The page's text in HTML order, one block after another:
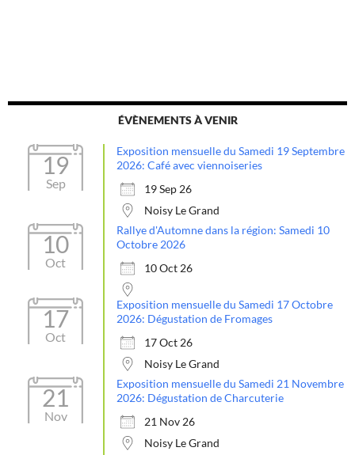
ÉVÈNEMENTS À VENIR
19
Sep
Exposition mensuelle du Samedi 19 Septembre
2026: Café avec viennoiseries
19 Sep 26
Noisy Le Grand
10
Oct
Rallye d'Automne dans la région: Samedi 10
Octobre 2026
10 Oct 26
17
Oct
Exposition mensuelle du Samedi 17 Octobre
2026: Dégustation de Fromages
17 Oct 26
Noisy Le Grand
21
Nov
Exposition mensuelle du Samedi 21 Novembre
2026: Dégustation de Charcuterie
21 Nov 26
Noisy Le Grand